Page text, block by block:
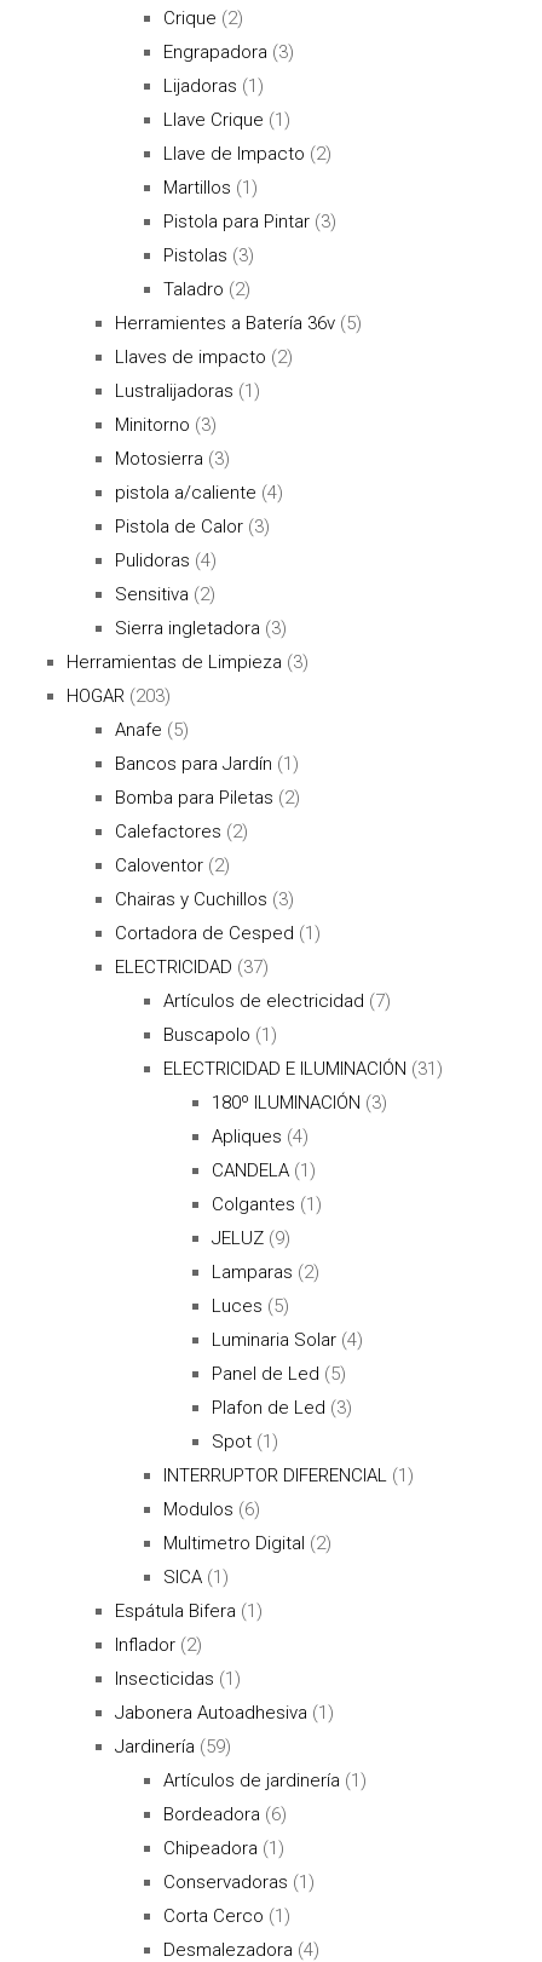
Crique (2)
Engrapadora (3)
Lijadoras (1)
Llave Crique (1)
Llave de Impacto (2)
Martillos (1)
Pistola para Pintar (3)
Pistolas (3)
Taladro (2)
Herramientes a Batería 36v (5)
Llaves de impacto (2)
Lustralijadoras (1)
Minitorno (3)
Motosierra (3)
pistola a/caliente (4)
Pistola de Calor (3)
Pulidoras (4)
Sensitiva (2)
Sierra ingletadora (3)
Herramientas de Limpieza (3)
HOGAR (203)
Anafe (5)
Bancos para Jardín (1)
Bomba para Piletas (2)
Calefactores (2)
Caloventor (2)
Chairas y Cuchillos (3)
Cortadora de Cesped (1)
ELECTRICIDAD (37)
Artículos de electricidad (7)
Buscapolo (1)
ELECTRICIDAD E ILUMINACIÓN (31)
180º ILUMINACIÓN (3)
Apliques (4)
CANDELA (1)
Colgantes (1)
JELUZ (9)
Lamparas (2)
Luces (5)
Luminaria Solar (4)
Panel de Led (5)
Plafon de Led (3)
Spot (1)
INTERRUPTOR DIFERENCIAL
(1)
Modulos (6)
Multimetro Digital (2)
SICA (1)
Espátula Bifera (1)
Inflador (2)
Insecticidas (1)
Jabonera Autoadhesiva (1)
Jardinería (59)
Artículos de jardinería (1)
Bordeadora (6)
Chipeadora (1)
Conservadoras (1)
Corta Cerco (1)
Desmalezadora (4)